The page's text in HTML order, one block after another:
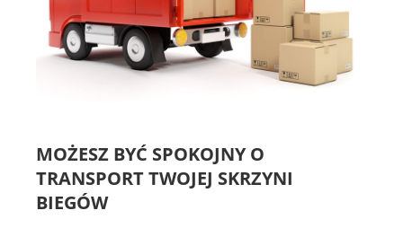
MOŻESZ BYĆ SPOKOJNY O
TRANSPORT TWOJEJ SKRZYNI
BIEGÓW